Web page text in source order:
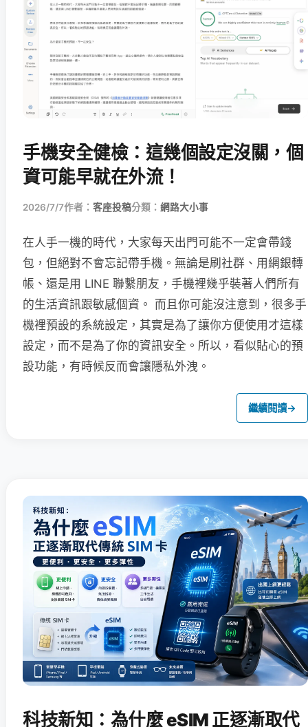
手機安全健檢：這幾個設定沒關，個
資可能早就在外流！
2026/7/7作者： 客座投稿分類： 網路大小事
在人手一機的時代，大家每天出門可能不一定會帶錢
包，但絕對不會忘記帶手機。無論是刷社群、用網銀轉
帳、還是用 LINE 聯繫朋友，手機裡幾乎裝著人們所有
的生活資訊跟敏感個資。 而且你可能沒注意到，很多手
機裡預設的系統設定，其實是為了讓你方便使用才這樣
設定，而不是為了你的資訊安全。所以，看似貼心的預
設功能，有時候反而會讓隱私外洩。
繼續閱讀→
科技新知：為什麼 eSIM 正逐漸取代